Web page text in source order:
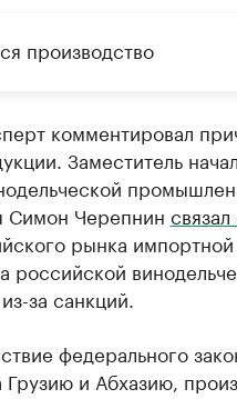
производство
комментировал
Заместитель
Симон Черепнин
рынка
российской
за санкций.
федерального
и Абхазию,